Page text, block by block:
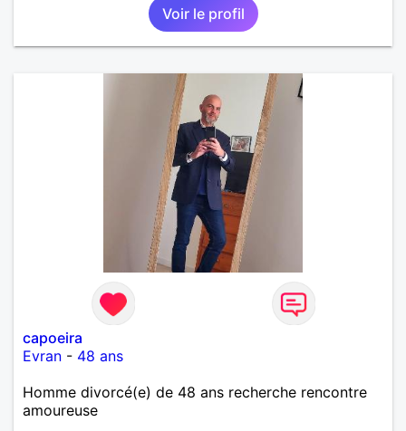
Voir le profil
capoeira
Evran - 48 ans
Homme divorcé(e) de 48 ans recherche rencontre
amoureuse